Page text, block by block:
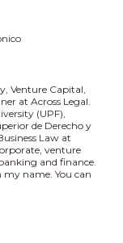
Venture Capital,
at Across Legal.
(UPF),
de Derecho y
Law at
venture
and finance.
name. You can